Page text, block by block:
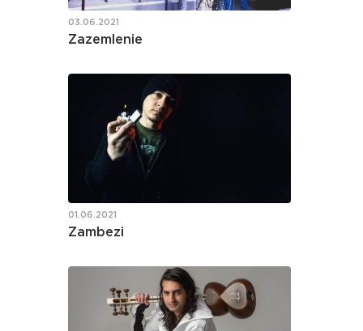
03.06.2021
Zazemlenie
01.06.2021
Zambezi